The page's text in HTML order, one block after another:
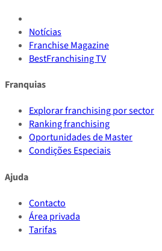
Notícias
Franchise Magazine
BestFranchising TV
Franquias
Explorar franchising por sector
Ranking franchising
Oportunidades de Master
Condições Especiais
Ajuda
Contacto
Área privada
Tarifas